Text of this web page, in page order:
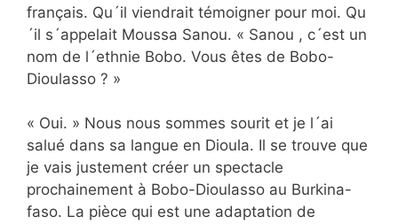
français. Qu´il viendrait témoigner pour moi. Qu
´il s´appelait Moussa Sanou. « Sanou , c´est un
nom de l´ethnie Bobo. Vous êtes de Bobo-
Dioulasso ? »
« Oui. » Nous nous sommes sourit et je l´ai
salué dans sa langue en Dioula. Il se trouve que
je vais justement créer un spectacle
prochainement à Bobo-Dioulasso au Burkina-
faso. La pièce qui est une adaptation de